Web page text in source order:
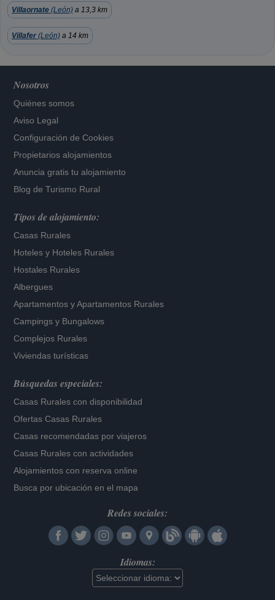
Villaornate (León) a 13,3 km
Villafer (León) a 14 km
Nosotros
Quiénes somos
Aviso Legal
Configuración de Cookies
Propietarios alojamientos
Anuncia gratis tu alojamiento
Blog de Turismo Rural
Tipos de alojamiento:
Casas Rurales
Hoteles y Hoteles Rurales
Hostales Rurales
Albergues
Apartamentos yApartamentos Rurales
Campings y Bungalows
Complejos Rurales
Viviendas turísticas
Búsquedas especiales:
Casas Rurales con disponibilidad
Ofertas Casas Rurales
Casas recomendadas por viajeros
Casas Rurales con actividades
Alojamientos con reserva online
Busca por ubicación en el mapa
Redes sociales:
Idiomas: